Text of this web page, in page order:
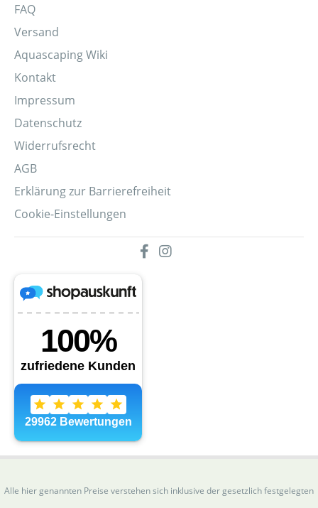
FAQ
Versand
Aquascaping Wiki
Kontakt
Impressum
Datenschutz
Widerrufsrecht
AGB
Erklärung zur Barrierefreiheit
Cookie-Einstellungen
Alle hier genannten Preise verstehen sich inklusive der gesetzlich festgelegten